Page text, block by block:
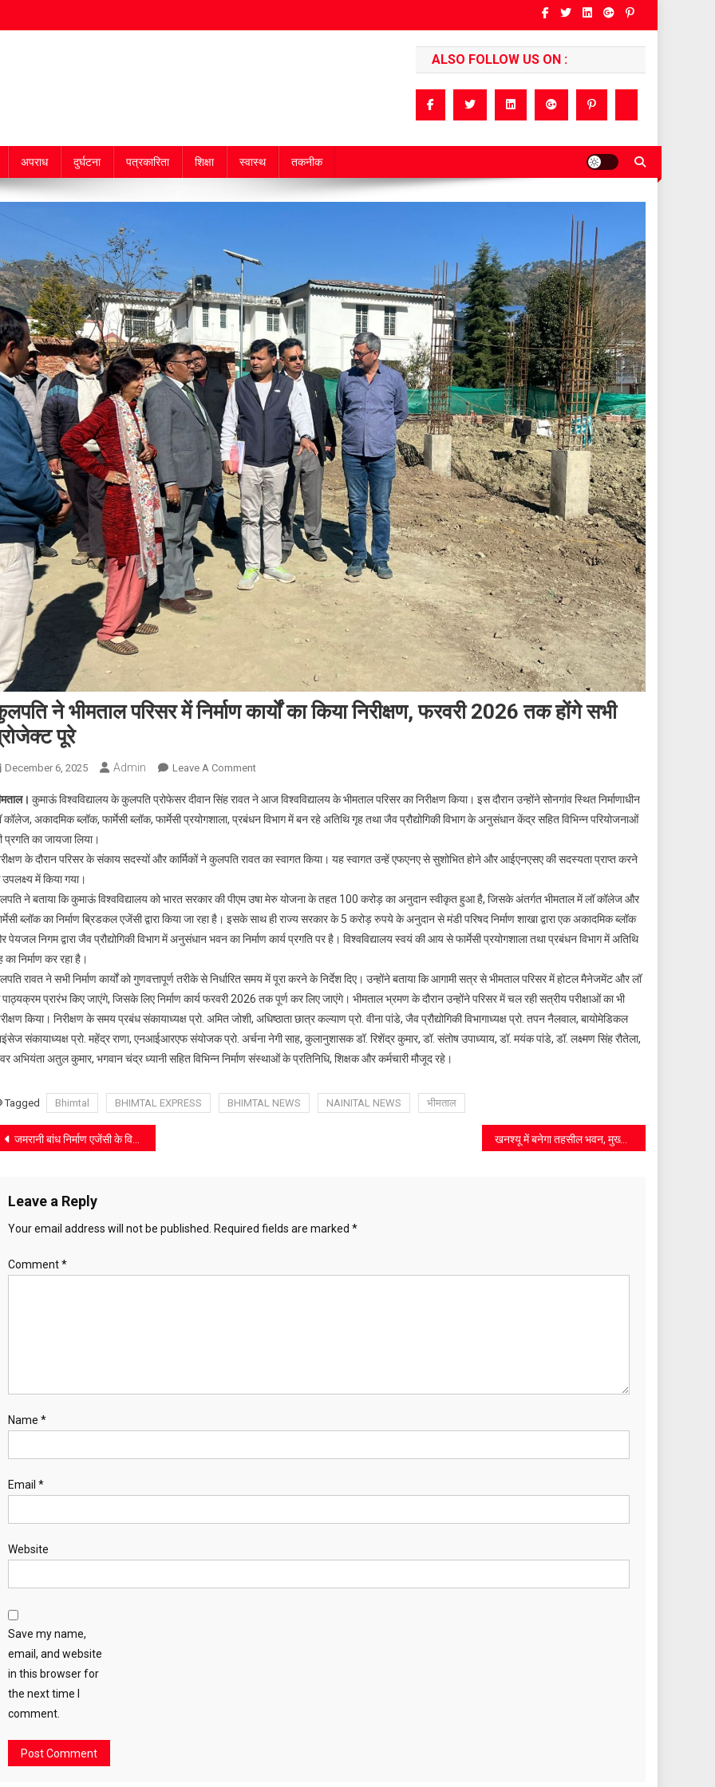
ALSO FOLLOW US ON :
अपराध दुर्घटना पत्रकारिता शिक्षा स्वास्थ तकनीक
ने भीमताल परिसर में निर्माण कार्यों का किया निरीक्षण, फरवरी 2026 तक होंगे सभी
पूरे
December 6, 2025 Admin Leave A CommentOn
ने
भीमताल
में
कार्यों
का
किया
2026
तक
होंगे
सभी
प्रोजेक्ट
कुमाऊं विश्वविद्यालय के कुलपति प्रोफेसर दीवान सिंह रावत ने आज विश्वविद्यालय के भीमताल परिसर का निरीक्षण किया। इस दौरान उन्होंने सोनगांव स्थित निर्माणाधीन
कॉलेज, अकादमिक ब्लॉक, फार्मेसी ब्लॉक, फार्मेसी प्रयोगशाला, प्रबंधन विभाग में बन रहे अतिथि गृह तथा जैव प्रौद्योगिकी विभाग के अनुसंधान केंद्र सहित विभिन्न परियोजनाओं
प्रगति का जायजा लिया।
के दौरान परिसर के संकाय सदस्यों और कार्मिकों ने कुलपति रावत का स्वागत किया। यह स्वागत उन्हें एफएनए से सुशोभित होने और आईएनएसए की सदस्यता प्राप्त करने
में किया गया।
ने बताया कि कुमाऊं विश्वविद्यालय को भारत सरकार की पीएम उषा मेरु योजना के तहत 100 करोड़ का अनुदान स्वीकृत हुआ है, जिसके अंतर्गत भीमताल में लॉ कॉलेज और
ब्लॉक का निर्माण ब्रिडकल एजेंसी द्वारा किया जा रहा है। इसके साथ ही राज्य सरकार के 5 करोड़ रुपये के अनुदान से मंडी परिषद निर्माण शाखा द्वारा एक अकादमिक ब्लॉक
पेयजल निगम द्वारा जैव प्रौद्योगिकी विभाग में अनुसंधान भवन का निर्माण कार्य प्रगति पर है। विश्वविद्यालय स्वयं की आय से फार्मेसी प्रयोगशाला तथा प्रबंधन विभाग में अतिथि
का निर्माण कर रहा है।
रावत ने सभी निर्माण कार्यों को गुणवत्तापूर्ण तरीके से निर्धारित समय में पूरा करने के निर्देश दिए। उन्होंने बताया कि आगामी सत्र से भीमताल परिसर में होटल मैनेजमेंट और लॉ
प्रारंभ किए जाएंगे, जिसके लिए निर्माण कार्य फरवरी 2026 तक पूर्ण कर लिए जाएंगे। भीमताल भ्रमण के दौरान उन्होंने परिसर में चल रही सत्रीय परीक्षाओं का भी
किया। निरीक्षण के समय प्रबंध संकायाध्यक्ष प्रो. अमित जोशी, अधिष्ठाता छात्र कल्याण प्रो. वीना पांडे, जैव प्रौद्योगिकी विभागाध्यक्ष प्रो. तपन नैलवाल, बायोमेडिकल
संकायाध्यक्ष प्रो. महेंद्र राणा, एनआईआरएफ संयोजक प्रो. अर्चना नेगी साह, कुलानुशासक डॉ. रिशेंद्र कुमार, डॉ. संतोष उपाध्याय, डॉ. मयंक पांडे, डॉ. लक्ष्मण सिंह रौतेला,
अभियंता अतुल कुमार, भगवान चंद्र ध्यानी सहित विभिन्न निर्माण संस्थाओं के प्रतिनिधि, शिक्षक और कर्मचारी मौजूद रहे।
Tagged Bhimtal BHIMTAL EXPRESS BHIMTAL NEWS NAINITAL NEWS भीमताल
जमरानी बांध निर्माण एजेंसी के विरोध में जनप्रतिनिधियों का हंगामा, सड़क बंद करने की चेतावनी खनश्यू में बनेगा तहसील भवन, मुख्यमंत्री ने की घोषणा : विधायक कैड़ा
Leave a Reply
Your email address will not be published. Required fields are marked *
Comment*
Name *
Email *
Website
Save my name,
email, and website
in this browser for
the next time I
comment.